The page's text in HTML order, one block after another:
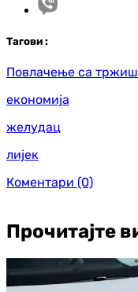
Тагови :
Повлачење са
економија
желудац
лијек
Коментари (0)
Прочитајте